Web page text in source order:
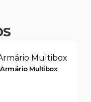
Armário Multibox